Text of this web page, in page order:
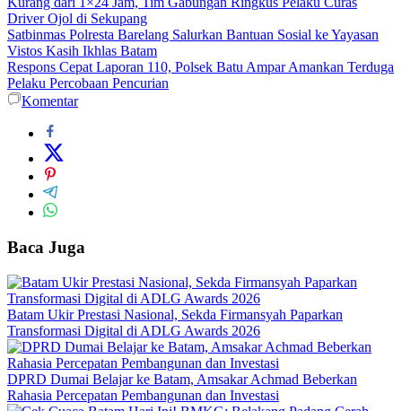
Driver Ojol di Sekupang
Satbinmas Polresta Barelang Salurkan Bantuan Sosial ke Yayasan
Vistos Kasih Ikhlas Batam
Respons Cepat Laporan 110, Polsek Batu Ampar Amankan Terduga
Pelaku Percobaan Pencurian
Komentar
Baca Juga
Batam Ukir Prestasi Nasional, Sekda Firmansyah Paparkan
Transformasi Digital di ADLG Awards 2026
DPRD Dumai Belajar ke Batam, Amsakar Achmad Beberkan
Rahasia Percepatan Pembangunan dan Investasi